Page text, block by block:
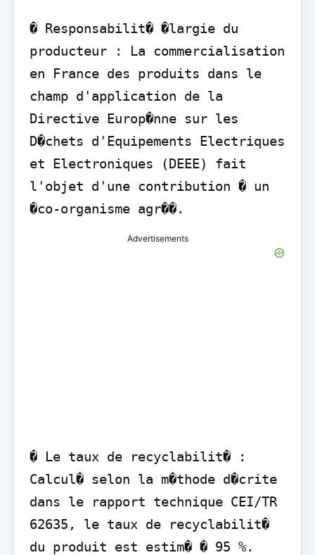
� Responsabilit� �largie du
producteur : La commercialisation
en France des produits dans le
champ d'application de la
Directive Europ�nne sur les
D�chets d'Equipements Electriques
et Electroniques (DEEE) fait
l'objet d'une contribution � un
�co-organisme agr��.
Advertisements
� Le taux de recyclabilit� :
Calcul� selon la m�thode d�crite
dans le rapport technique CEI/TR
62635, le taux de recyclabilit�
du produit est estim� � 95 %.